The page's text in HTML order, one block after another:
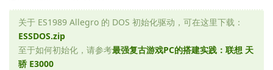
关于 ES1989 Allegro 的 DOS 初始化驱动，可在这里下载：
ESSDOS.zip
至于如何初始化，请参考最强复古游戏PC的搭建实践：联想 天
骄 E3000